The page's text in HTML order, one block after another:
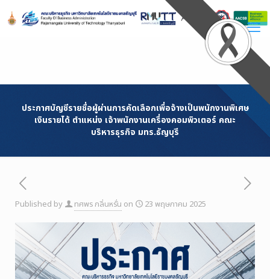
Content
ประกาศบัญชีรายชื่อผู้ผ่านการคัดเลือกเพื่อจ้างเป็นพนักงานพิเศษ
เงินรายได้ ตำแหน่ง เจ้าพนักงานเครื่องคอมพิวเตอร์ คณะ
บริหารธุรกิจ มทร.ธัญบุรี
Published by ทศพร กลิ่นหรั่น on 23 พฤษภาคม 2025